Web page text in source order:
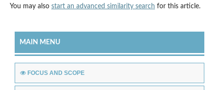
You may also start an advanced similarity search for this article.
MAIN MENU
FOCUS AND SCOPE